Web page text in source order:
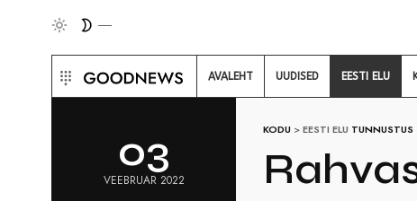
AVALEHT UUDISED EESTI ELU
03
VEEBRUAR 2022
KODU >EESTI ELU TUNNUSTUS